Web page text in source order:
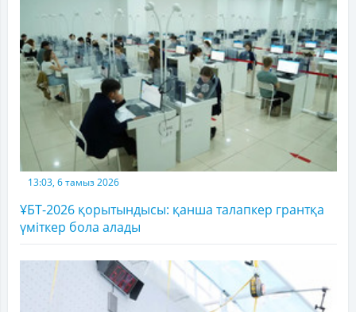
13:03, 6 тамыз 2026
ҰБТ-2026 қорытындысы: қанша талапкер грантқа
үміткер бола алады